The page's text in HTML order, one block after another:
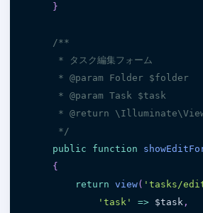
}
/**
     * タスク編集フォーム
     * @param Folder $folder
     * @param Task $task
* @return
     */
public
function
{
return view( 'tasks/
'task'
=> $task ,